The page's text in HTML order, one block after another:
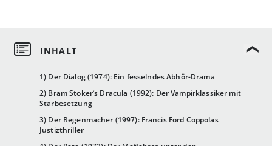
1) Der Dialog (1974): Ein fesselndes Abhör-Drama
2) Bram Stoker’s Dracula (1992): Der Vampirklassiker mit
Starbesetzung
3) Der Regenmacher (1997): Francis Ford Coppolas
Justizthriller